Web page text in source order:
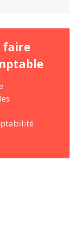
faire